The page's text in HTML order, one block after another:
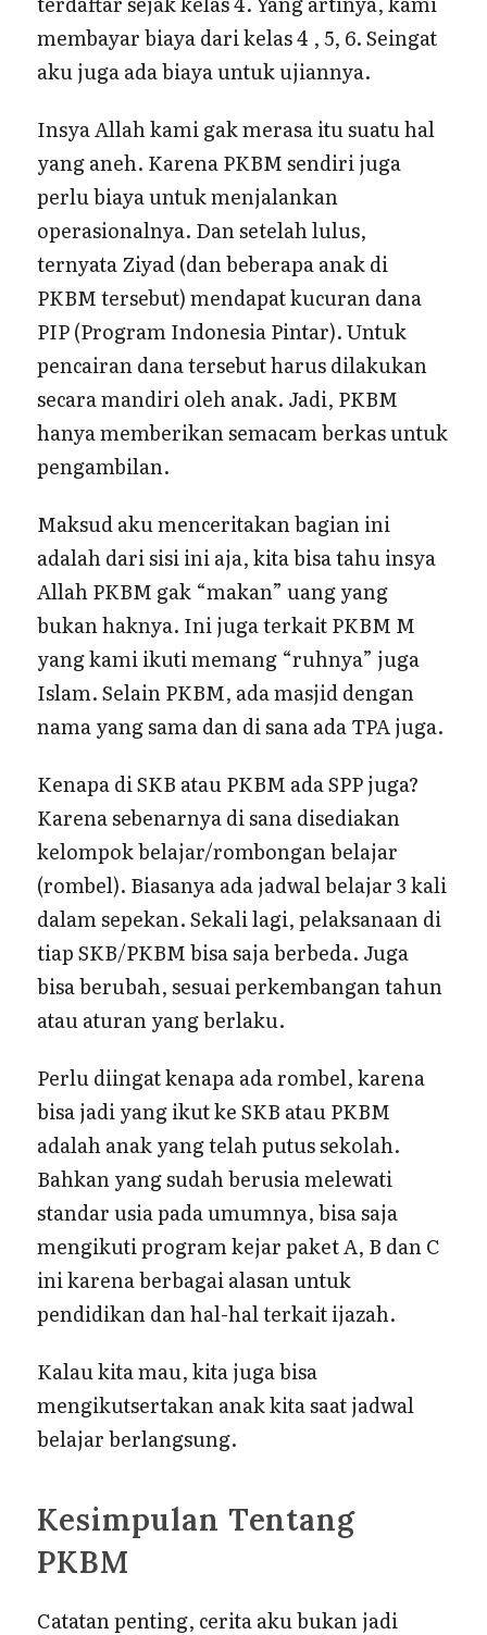
membayar biaya dari kelas 4 , 5, 6. Seingat
aku juga ada biaya untuk ujiannya.
Insya Allah kami gak merasa itu suatu hal
yang aneh. Karena PKBM sendiri juga
perlu biaya untuk menjalankan
operasionalnya. Dan setelah lulus,
ternyata Ziyad (dan beberapa anak di
PKBM tersebut) mendapat kucuran dana
PIP (Program Indonesia Pintar). Untuk
pencairan dana tersebut harus dilakukan
secara mandiri oleh anak. Jadi, PKBM
hanya memberikan semacam berkas untuk
pengambilan.
Maksud aku menceritakan bagian ini
adalah dari sisi ini aja, kita bisa tahu insya
Allah PKBM gak “makan” uang yang
bukan haknya. Ini juga terkait PKBM M
yang kami ikuti memang “ruhnya” juga
Islam. Selain PKBM, ada masjid dengan
nama yang sama dan di sana ada TPA juga.
Kenapa di SKB atau PKBM ada SPP juga?
Karena sebenarnya di sana disediakan
kelompok belajar/rombongan belajar
(rombel). Biasanya ada jadwal belajar 3 kali
dalam sepekan. Sekali lagi, pelaksanaan di
tiap SKB/PKBM bisa saja berbeda. Juga
bisa berubah, sesuai perkembangan tahun
atau aturan yang berlaku.
Perlu diingat kenapa ada rombel, karena
bisa jadi yang ikut ke SKB atau PKBM
adalah anak yang telah putus sekolah.
Bahkan yang sudah berusia melewati
standar usia pada umumnya, bisa saja
mengikuti program kejar paket A, B dan C
ini karena berbagai alasan untuk
pendidikan dan hal-hal terkait ijazah.
Kalau kita mau, kita juga bisa
mengikutsertakan anak kita saat jadwal
belajar berlangsung.
Kesimpulan Tentang
PKBM
Catatan penting, cerita aku bukan jadi